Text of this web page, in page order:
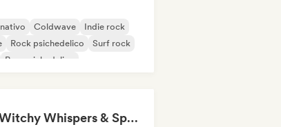
Coldwave
Indie rock
Rock psichedelico
Surf rock
Pop psichedelico
Witchy Whispers & Spells 🔮 Ethereal Art Pop & Dream Pop